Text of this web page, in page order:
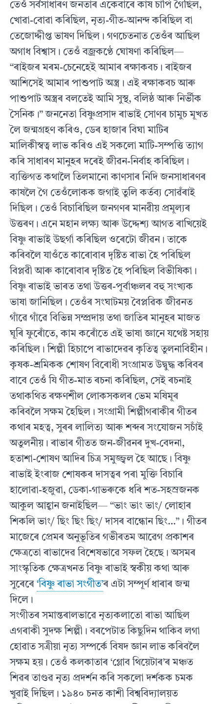
তেওঁ সর্বসাধাৰণ জনতাৰ একেবাৰে কাষ চাপি গৈছিল,
খােৱা-বােৱা কৰিছিল, নৃত্য-গীত-আনন্দ কৰিছিল বা
তেজোদ্দীপ্ত ভাষণ দিছিল। গণচেতনাত তেওঁৰ আছিল
অগাধ বিশ্বাস। তেওঁ বজ্ৰকণ্ঠে ঘােষণা কৰিছিল—
“ৰাইজৰ মৰম-চেনেহেই আমাৰ ৰক্ষাকবচ। ৰাইজৰ
আশিসেই আমাৰ পাশুপাট অস্ত্র। এই ৰক্ষাকবচ আৰু
পাশুপাট অস্ত্রৰ বলতেই আমি সুস্থ, বলিষ্ঠ আৰু নির্ভীক
সৈনিক।” জননেতা বিষ্ণুপ্রসাদ ৰাভাই সােণৰ চামুচ মূখত
লৈ জন্মগ্রহণ কৰিও, ডেৰ হাজাৰ বিঘা মাটিৰ
মালিকীস্বত্ব লাভ কৰিও এই সকলাে মাটি-সম্পত্তি ত্যাগ
কৰি সাধাৰণ মানুহৰ দৰেই জীৱন-নিৰ্বাহ কৰিছিল।
ব্যক্তিগত কথালৈ তিলমানাে কাণসাৰ নিদি জনসাধাৰণৰ
কাষলৈ গৈ তেওঁলােকক জগাই তুলি কর্তব্য সােৱঁৰাই
দিছিল। তেওঁ বিচাৰিছিল জনগণৰ মানৱীয় প্ৰমূল্যৰ
উত্তৰণ। এনে মহান লক্ষ্য আৰু উদ্দেশ্য আগত ৰাখিয়েই
বিষ্ণু ৰাভাই উছৰ্গা কৰিছিল ওৰেটো জীৱন। তাকে
কৰিবলৈ যাওঁতে কাৰােবাৰ দৃষ্টিত ৰাভা হৈ পৰিছিল
বিপ্লৱী আৰু কাৰােবাৰ দৃষ্টিত হৈ পৰিছিল বিভীষিকা।
বিষ্ণু ৰাভাই ভাৰত তথা উত্তৰ-পূৰ্বাঞ্চলৰ বহু সংখ্যক
ভাষা জানিছিল। তেওঁৰ সংঘাটময় বৈপ্লৱিক জীৱনত
গাঁৱে গাঁৱে বিভিন্ন সম্প্রদায় তথা জাতিৰ মানুহৰ মাজত
ঘূৰি ফুৰােঁতে, কাম কৰােঁতে এই ভাষা জ্ঞানে যথেষ্ট সহায়
কৰিছিল। শিল্পী হিচাপে ৰাভাদেৱৰ কৃতিত্ব তুলনাবিহীন।
কৃষক-শ্রমিকক শােষণ বিৰােধী সংগ্ৰামত উদ্বুদ্ধ কৰিবৰ
বাবে তেওঁ যি গীত-মাত ৰচনা কৰিছিল, সেই ৰচনাই
তথাকথিত ৰক্ষণশীল লােকসকলৰ ভেম মষিমূৰ
কৰিবলৈ সক্ষম হৈছিল। সংগ্রামী শিল্পীগৰাকীৰ গীতৰ
কথাৰ মহত্ব, সুৰৰ লালিত্য আৰু শব্দৰ সংযােজন সচাঁই
অতুলনীয়। ৰাভাৰ গীতত জন-জীৱনৰ দুখ-বেদনা,
হতাশা-শােষণ আদিৰ চিত্র সমুজ্জ্বল হৈ আছে। বিষ্ণু
ৰাভাই ইংৰাজ শােষকৰ দাসত্বৰ পৰা মুক্তি বিচাৰি
হালােৱা-হজুৱা, ডেকা-গাভৰুকে ধৰি শত-সহস্রজনক
আকুল আহ্বান জনাইছিল— “ভাং ভাং ভাং/ লােহাৰ
শিকলি ভাং/ ছিং ছিং ছিং/ দাসৰ বান্ধোন ছিং…”। গীতৰ
মাজেৰে প্ৰেমৰ অনুভূতিৰ গভীৰতম আৱেগ প্রকাশৰ
ক্ষেত্ৰতাে ৰাভাদেৱ বিশেষভাৱে সফল হৈছে। অসমৰ
সাংস্কৃতিক ক্ষেত্ৰখনত বিষ্ণু ৰাভাই স্বকীয় কথা আৰু
সুৰেৰে ‘বিষ্ণু ৰাভা সংগীত’ৰ এটা সম্পূর্ণ ধাৰাৰ জন্ম
দিলে।
সংগীতৰ সমান্তৰালভাৱে নৃত্যকলাতাে ৰাভা আছিল
এগৰাকী সুদক্ষ শিল্পী। বৰপেটাত কিছুদিন থাকিব লগা
হােৱাত সত্ৰীয়া নৃত্য সম্পর্কে বিষদ জ্ঞান লাভ কৰিবলৈ
সক্ষম হয়। তেওঁ কলকাতাৰ ‘গ্লোব থিয়েটাৰ’ৰ মঞ্চত
শিৱৰ তাণ্ডৱ নৃত্য প্রদর্শন কৰি সকলাে দর্শকক চমক
খুৱাই দিছিল। ১৯৪০ চনত কাশী বিশ্ববিদ্যালয়ত